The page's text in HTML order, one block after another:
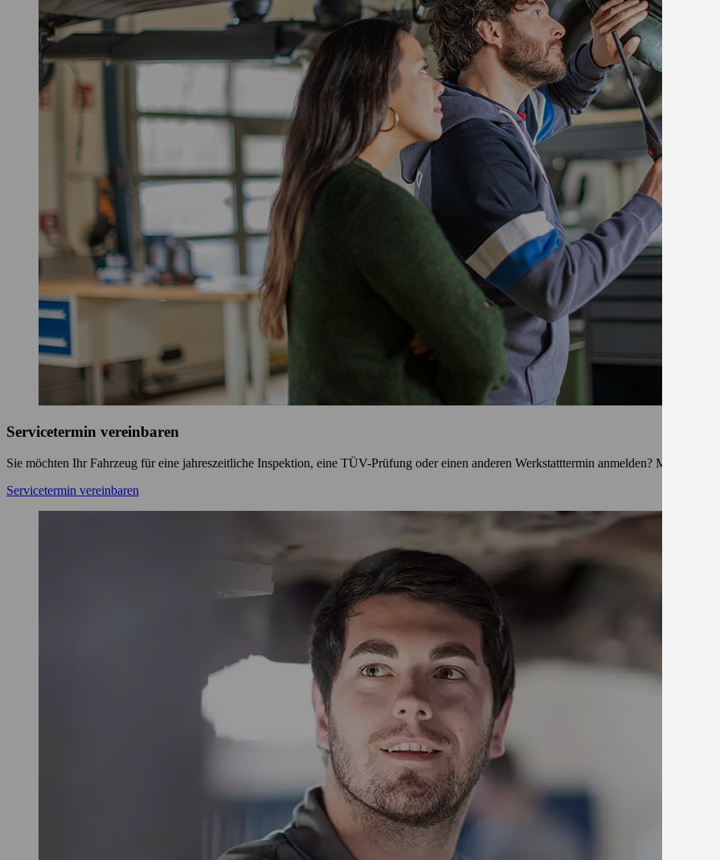
Servicetermin vereinbaren
Sie möchten Ihr Fahrzeug für eine jahreszeitliche Inspektion, eine TÜV-Prüfung oder einen anderen Werkstatttermin anmelden? Mit unserem
Servicetermin vereinbaren